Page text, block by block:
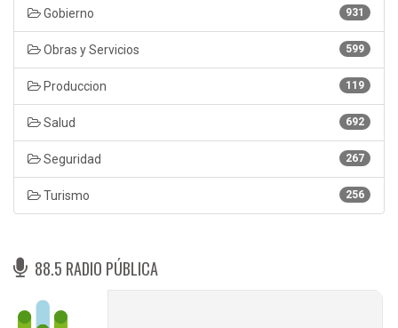
931
Gobierno
599
Obras y Servicios
119
Produccion
692
Salud
267
Seguridad
256
Turismo
88.5 RADIO PÚBLICA